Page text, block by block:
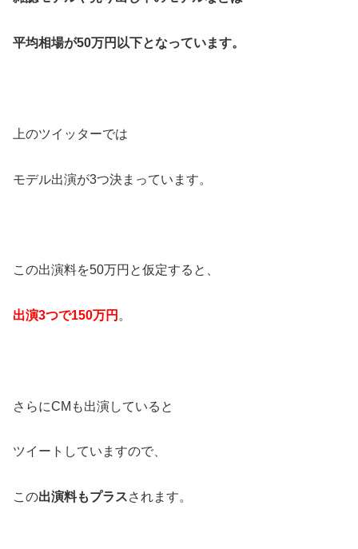
平均相場が50万円以下となっています。
上のツイッターでは
モデル出演が3つ決まっています。
この出演料を50万円と仮定すると、
出演3つで150万円 。
さらにCMも出演していると
ツイートしていますので、
この出演料もプラスされます。